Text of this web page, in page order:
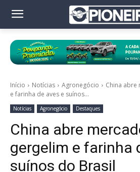
Início Notícias Agronegócio
China abre
e farinha de aves e suínos...
Notícias Agronegócio Destaques
China abre
gergelim e farinha
suínos do Brasil